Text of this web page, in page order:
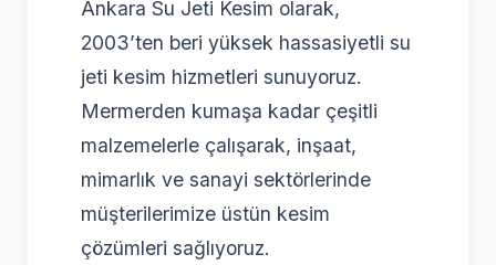
Ankara Su Jeti Kesim olarak,
2003’ten beri yüksek hassasiyetli su
jeti kesim hizmetleri sunuyoruz.
Mermerden kumaşa kadar çeşitli
malzemelerle çalışarak, inşaat,
mimarlık ve sanayi sektörlerinde
müşterilerimize üstün kesim
çözümleri sağlıyoruz.